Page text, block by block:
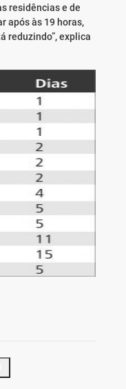
residências e de
após às 19 horas,
reduzindo”, explica